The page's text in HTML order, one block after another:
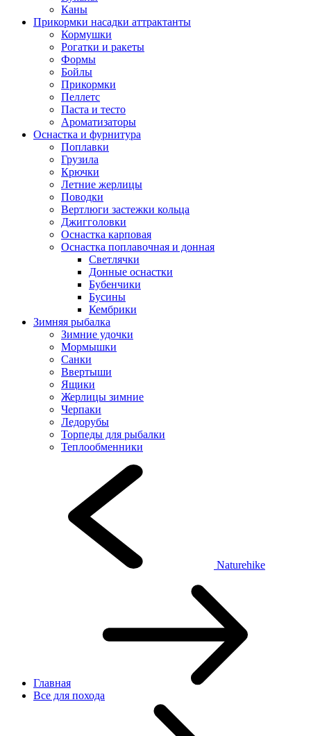
Каны
Прикормки насадки аттрактанты
Кормушки
Рогатки и ракеты
Формы
Бойлы
Прикормки
Пеллетс
Паста и тесто
Ароматизаторы
Оснастка и фурнитура
Поплавки
Грузила
Крючки
Летние жерлицы
Поводки
Вертлюги застежки кольца
Джигголовки
Оснастка карповая
Оснастка поплавочная и донная
Светлячки
Донные оснастки
Бубенчики
Бусины
Кембрики
Зимняя рыбалка
Зимние удочки
Мормышки
Санки
Ввертыши
Ящики
Жерлицы зимние
Черпаки
Ледорубы
Торпеды для рыбалки
Теплообменники
Naturehike
Главная
Все для похода